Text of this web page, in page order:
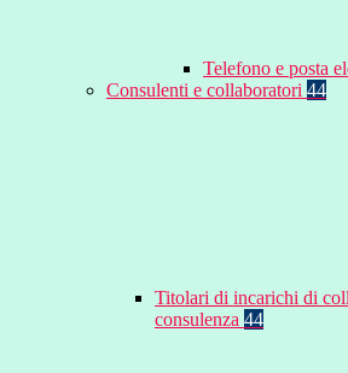
Telefono e posta
Consulenti e collaboratori 44
Titolari di incarichi di
consulenza 44